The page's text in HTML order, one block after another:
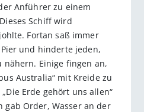
Anführer zu einem
Schiff wird
Fortan saß immer
und hinderte jeden,
nähern. Einige fingen an,
Australia“ mit Kreide zu
Erde gehört uns allen“
gab Order, Wasser an der